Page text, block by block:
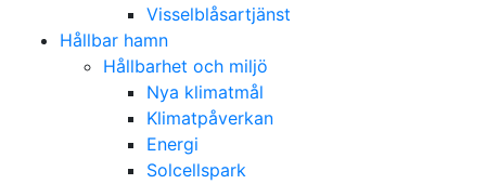
Visselblåsartjänst
Hållbar hamn
Hållbarhet och miljö
Nya klimatmål
Klimatpåverkan
Energi
Solcellspark